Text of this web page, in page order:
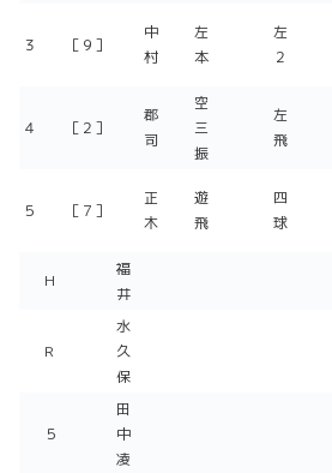
３ ［９］
中
村
左
本
左
２
４ ［２］
郡
司
空
三
振
左
飛
５ ［７］
正
木
遊
飛
四
球
H
福
井
R
水
久
保
５
田
中
凌